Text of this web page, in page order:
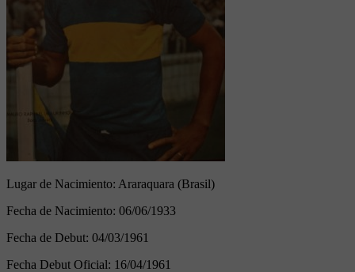
Lugar de Nacimiento: Araraquara (Brasil)
Fecha de Nacimiento: 06/06/1933
Fecha de Debut: 04/03/1961
Fecha Debut Oficial: 16/04/1961